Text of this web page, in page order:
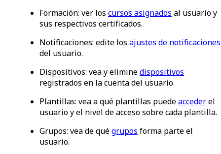
Formación: ver los cursos asignados al usuario y
sus respectivos certificados.
Notificaciones: edite los ajustes de notificaciones
del usuario.
Dispositivos: vea y eliminedispositivos
registrados en la cuenta del usuario.
Plantillas: vea a qué plantillas puedeaccederel
usuario y el nivel de acceso sobre cada plantilla.
Grupos: vea de quégrupos forma parte el
usuario.